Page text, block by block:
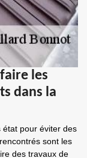
les
dans la
état pour éviter des
sont les
des travaux de